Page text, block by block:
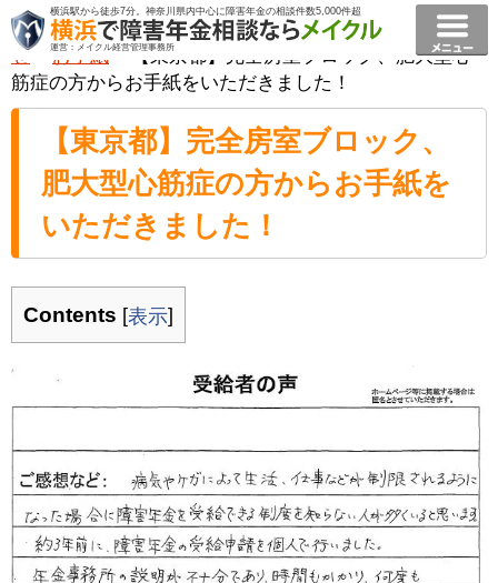
横浜駅から徒歩7分。神奈川県内中心に障害年金の相談件数5,000件超
運営：メイクル経営管理事務所
横浜で障害年金相談ならメイクル障害年金横浜
お知ら
せ>お手紙>【東京都】完全房室ブロック、肥大型心
筋症の方からお手紙をいただきました！
【東京都】完全房室ブロック、
肥大型心筋症の方からお手紙を
いただきました！
Contents [表示]